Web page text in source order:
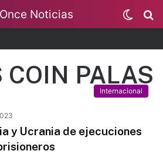
Switch
skin
COIN PALAS
Internacional
y Ucrania de ejecuciones